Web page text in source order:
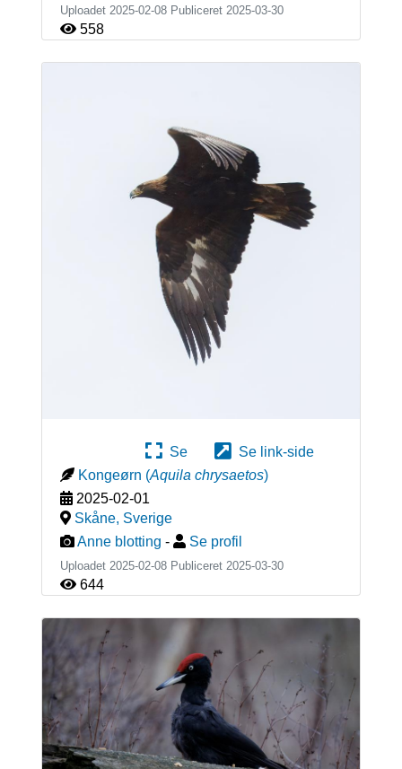
Uploadet 2025-02-08 Publiceret 2025-03-30
558
Se
Se link-side
Kongeørn (Aquila chrysaetos)
2025-02-01
Skåne, Sverige
Anne blotting - Se profil
Uploadet 2025-02-08 Publiceret 2025-03-30
644